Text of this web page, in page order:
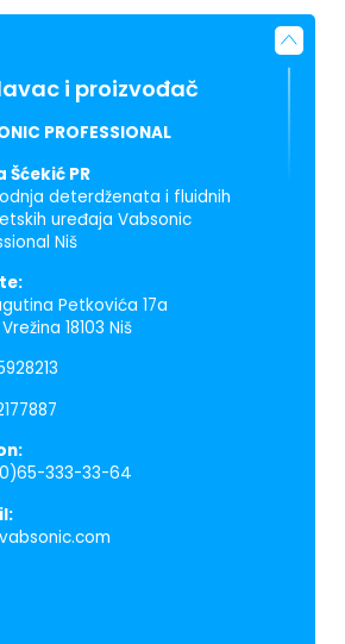
i proizvođač
PROFESSIONAL
Šćekić PR
deterdženata i fluidnih
uređaja Vabsonic
Niš
Petkovića 17a
18103 Niš
333-33-64